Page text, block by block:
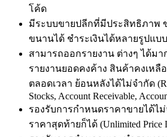
โค้ด
มีระบบขายปลีกที่มีประสิทธิภาพ
ขนานได้ ชำระเงินได้หลายรูปแบบ
สามารถออกรายงาน ต่างๆ ได้มา
รายงานยอดคงค้าง สินค้าคงเหลื
ตลอดเวลา ย้อนหลังได้ไม่จำกัด
Stocks, Account Receivable,
รองรับการกำหนดราคาขายได้ไ
ราคาสุดท้ายก็ได้ (Unlimited Price